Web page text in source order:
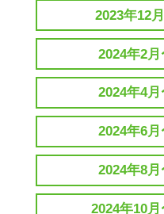
2023年12
2024年2月
2024年4月
2024年6月
2024年8月
2024年10月